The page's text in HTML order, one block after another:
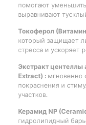
помогают
выравнивают
Токоферол (Витамин
который защищает
стресса и ускоряет
Экстракт центеллы
Extract) : мгновенно
покраснения и
участков.
Керамид NP
гидролипидный